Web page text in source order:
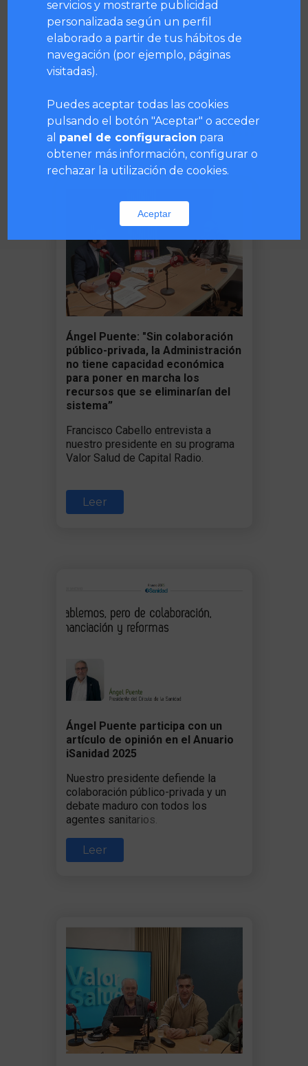
Te puede interesar...
Ángel Puente: "Sin colaboración
público-privada, la Administración
no tiene capacidad económica
para poner en marcha los
recursos que se eliminarían del
sistema”
Francisco Cabello entrevista a
nuestro presidente en su programa
Valor Salud de Capital Radio.
Leer
Ángel Puente participa con un
artículo de opinión en el Anuario
iSanidad 2025
Nuestro presidente defiende la
colaboración público-privada y un
debate maduro con todos los
agentes sanitarios.
Leer
servicios y mostrarte publicidad
personalizada según un perfil
elaborado a partir de tus hábitos de
navegación (por ejemplo, páginas
visitadas).
Puedes aceptar todas las cookies
pulsando el botón "Aceptar" o acceder
al panel de configuracion para
obtener más información, configurar o
rechazar la utilización de cookies.
Aceptar